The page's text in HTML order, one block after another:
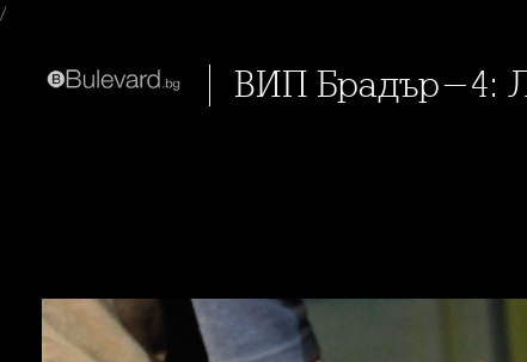
/
ВИП Брадър-4: